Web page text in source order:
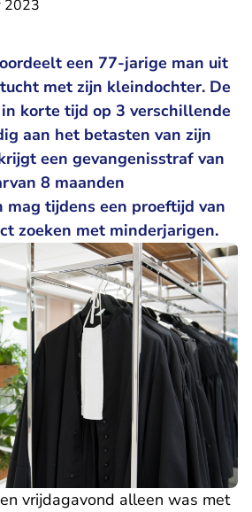
2023
een 77-jarige man uit
met zijn kleindochter. De
korte tijd op 3 verschillende
aan het betasten van zijn
een gevangenisstraf van
8 maanden
mag tijdens een proeftijd van
zoeken met minderjarigen.
vrijdagavond alleen was met